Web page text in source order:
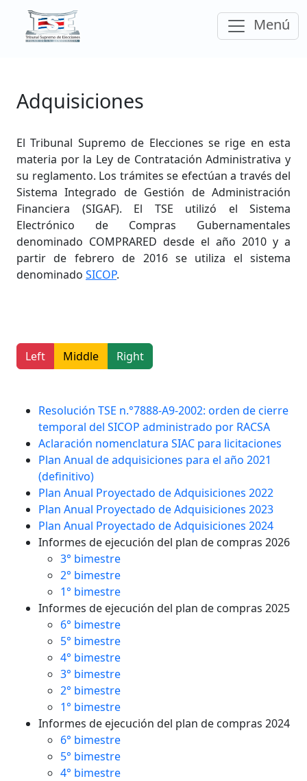
Ir a la página principal del Tribunal
el
Menú
Adquisiciones
El Tribunal Supremo de Elecciones se rige en esta
materia por la Ley de Contratación Administrativa y
su reglamento. Los trámites se efectúan a través del
Sistema Integrado de Gestión de Administración
Financiera (SIGAF). El TSE utilizó el Sistema
Electrónico de Compras Gubernamentales
denominado COMPRARED desde el año 2010 y a
partir de febrero de 2016 se utiliza el sistema
denominado SICOP.
Left Middle Right
Resolución TSE n.°7888-A9-2002: orden de cierre
temporal del SICOP administrado por RACSA
Aclaración nomenclatura SIAC para licitaciones
Plan Anual de adquisiciones para el año 2021
(definitivo)
Plan Anual Proyectado de Adquisiciones 2022
Plan Anual Proyectado de Adquisiciones 2023
Plan Anual Proyectado de Adquisiciones 2024
Informes de ejecución del plan de compras 2026
3° bimestre
2° bimestre
1° bimestre
Informes de ejecución del plan de compras 2025
6° bimestre
5° bimestre
4° bimestre
3° bimestre
2° bimestre
1° bimestre
Informes de ejecución del plan de compras 2024
6° bimestre
5° bimestre
4° bimestre